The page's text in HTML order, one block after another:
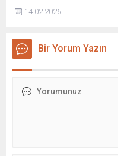
hesaplanan yerli katkı
kadar Yerli Malı Tebliği
hükümlerinin devre dışı
özellikle engelli bireylerin
14.02.2026
Bir Yorum Yazın